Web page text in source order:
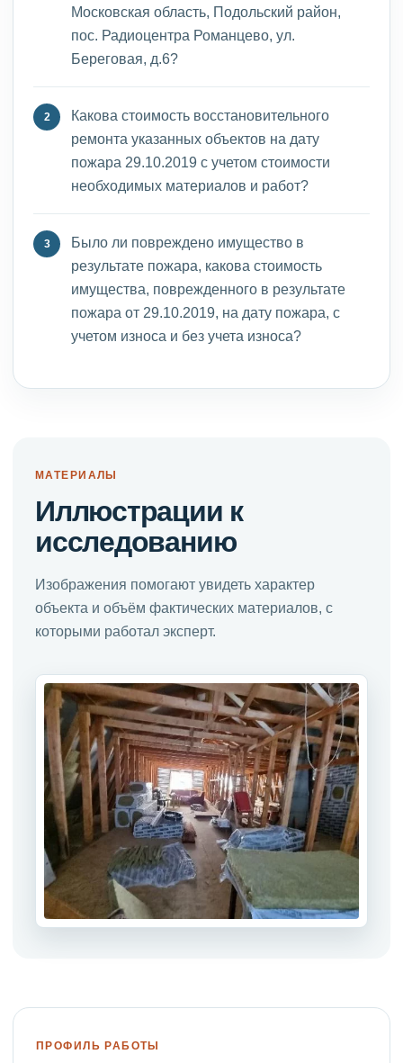
Московская область, Подольский район,
пос. Радиоцентра Романцево, ул.
Береговая, д.6?
Какова стоимость восстановительного
ремонта указанных объектов на дату
пожара 29.10.2019 с учетом стоимости
необходимых материалов и работ?
Было ли повреждено имущество в
результате пожара, какова стоимость
имущества, поврежденного в результате
пожара от 29.10.2019, на дату пожара, с
учетом износа и без учета износа?
МАТЕРИАЛЫ
Иллюстрации к
исследованию
Изображения помогают увидеть характер
объекта и объём фактических материалов, с
которыми работал эксперт.
ПРОФИЛЬ РАБОТЫ